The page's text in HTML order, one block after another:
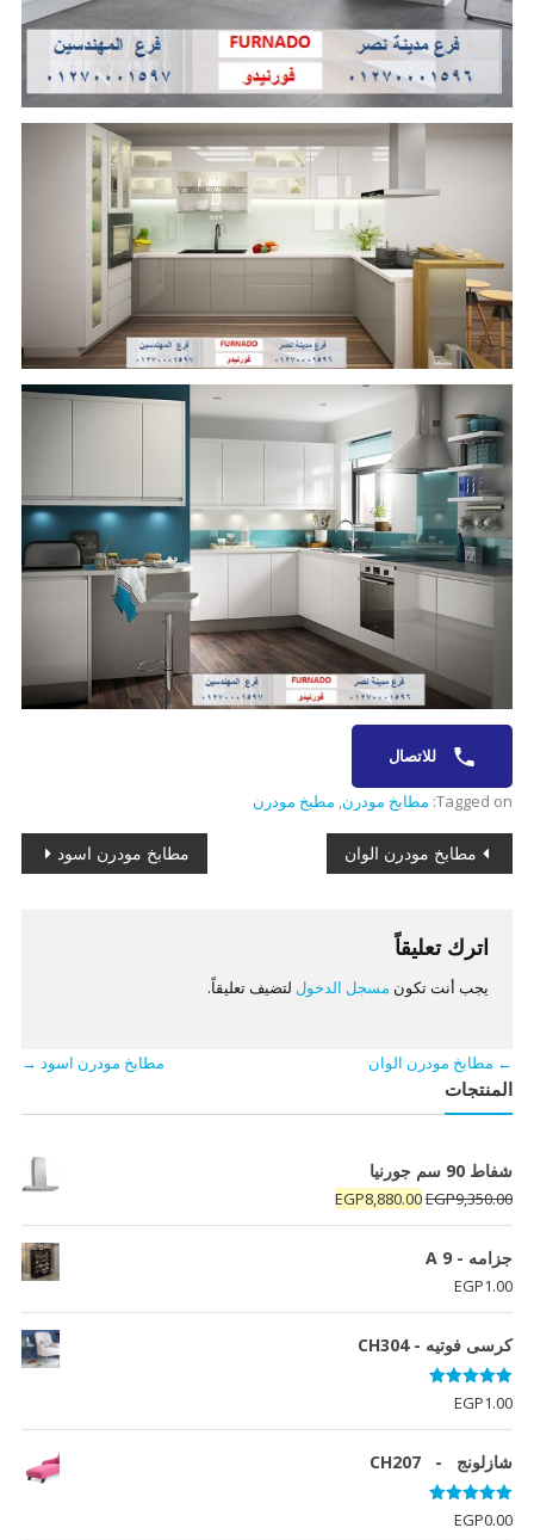
للاتصال
Tagged on: مطابخ مودرن, مطبخ مودرن
تصفّح
مطابخ مودرن الوان مطابخ مودرن اسود
اترك تعليقاً
يجب أنت تكون مسجل الدخول لتضيف تعليقاً.
← مطابخ مودرن الوان مطابخ مودرن اسود →
المنتجات
شفاط 90 سم جورنيا
EGP9,350.00
السعر
الأصلي
EGP8,880.00
السعر
الحالي
جزامه - A 9
EGP1.00
كرسى فوتيه - CH304
تم التقييم
5.00
من 5
EGP1.00
شازلونج - CH207
تم التقييم
5.00
من 5
EGP0.00